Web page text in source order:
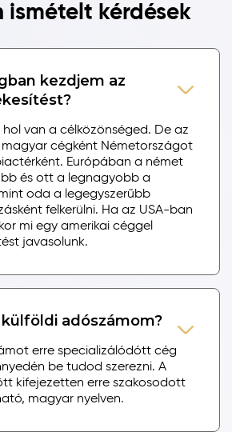
ismételt kérdések
kezdjem az
van a célközönséged. De az
magyar cégként Németországot
Európában a német
és ott a legnagyobb a
oda a legegyszerűbb
felkerülni. Ha az USA-ban
mi egy amerikai céggel
javasolunk.
adószámom?
erre specializálódótt cég
be tudod szerezni. A
kifejezetten erre szakosodott
magyar nyelven.